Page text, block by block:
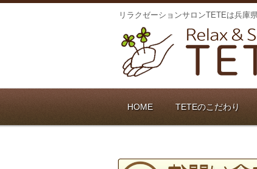
リラクゼーションサロンTETEは兵庫
HOME TETEのこだわり